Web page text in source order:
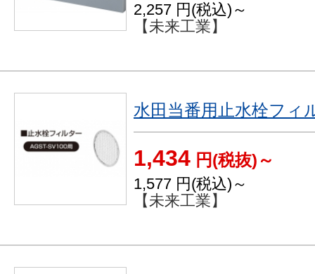
2,257 円(税込)～
【未来工業】
水田当番用止水栓フィ
1,434 円(税抜)～
1,577 円(税込)～
【未来工業】